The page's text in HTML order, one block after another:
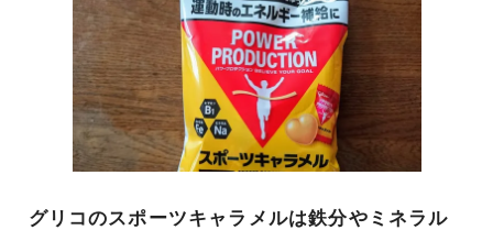
グリコのスポーツキャラメルは鉄分やミネラル